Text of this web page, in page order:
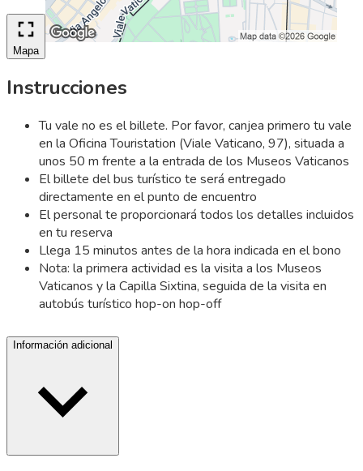
Mapa
Instrucciones
Tu vale no es el billete. Por favor, canjea primero tu vale
en la Oficina Touristation (Viale Vaticano, 97), situada a
unos 50 m frente a la entrada de los Museos Vaticanos
El billete del bus turístico te será entregado
directamente en el punto de encuentro
El personal te proporcionará todos los detalles incluidos
en tu reserva
Llega 15 minutos antes de la hora indicada en el bono
Nota: la primera actividad es la visita a los Museos
Vaticanos y la Capilla Sixtina, seguida de la visita en
autobús turístico hop-on hop-off
Información adicional